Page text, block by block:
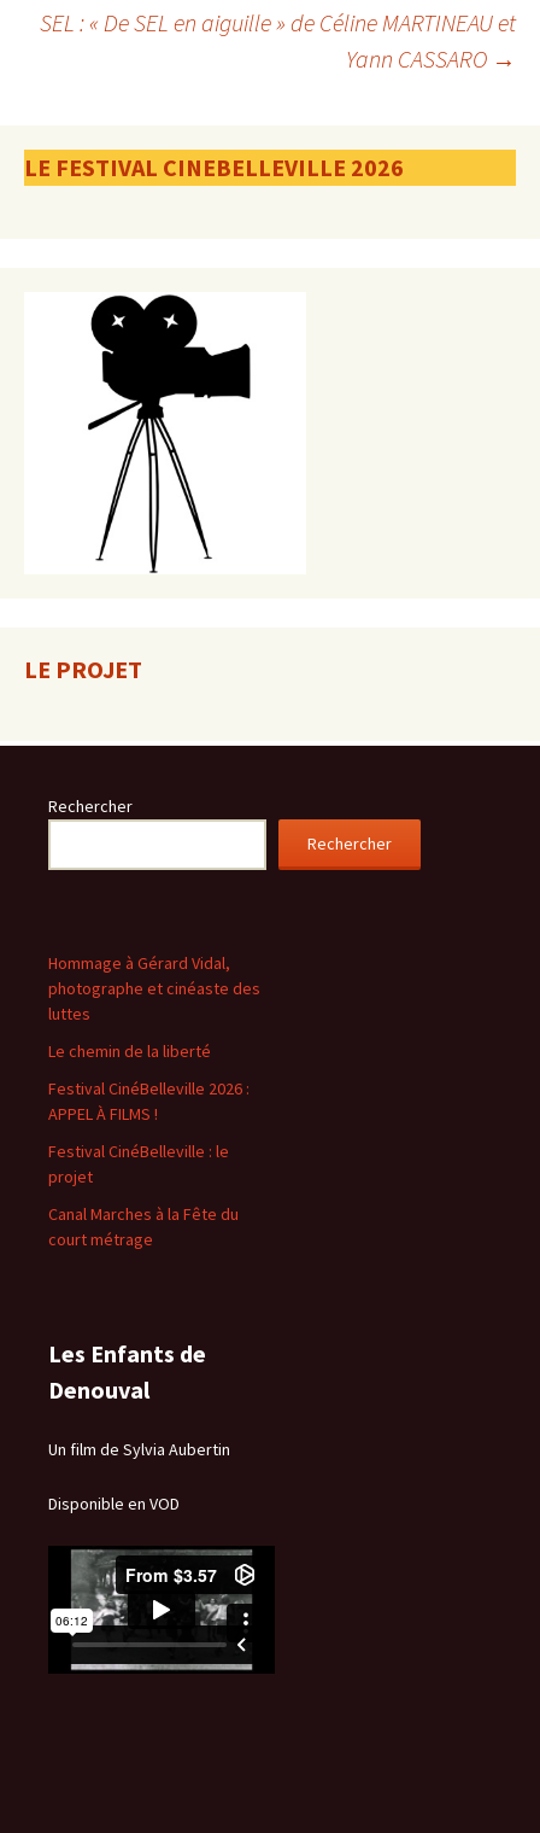
des
SEL : « De SEL en aiguille » de Céline MARTINEAU et
Yann CASSARO →
LE FESTIVAL CINEBELLEVILLE 2026
LE PROJET
Rechercher
Rechercher
Hommage à Gérard Vidal,
photographe et cinéaste des
luttes
Le chemin de la liberté
Festival CinéBelleville 2026 :
APPEL À FILMS !
Festival CinéBelleville : le
projet
Canal Marches à la Fête du
court métrage
Les Enfants de
Denouval
Un film de Sylvia Aubertin
Disponible en VOD